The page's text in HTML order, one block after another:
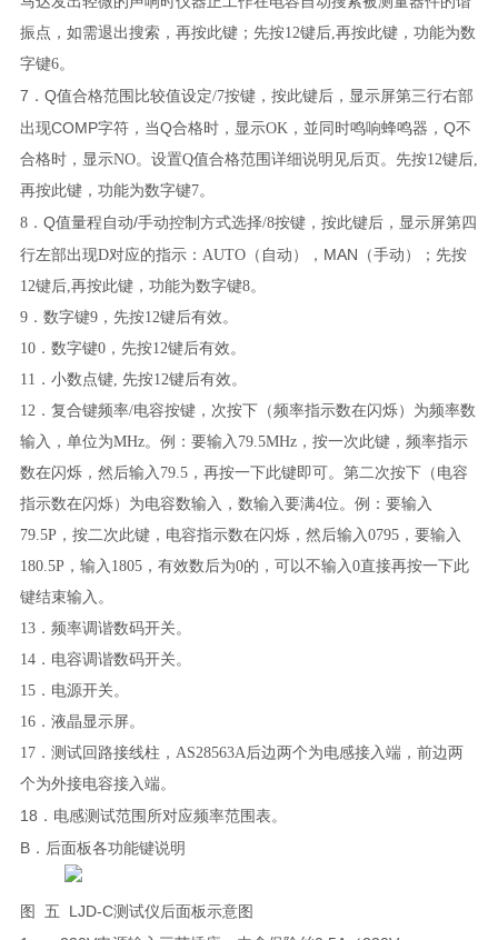
振点，如需退出搜索，再按此键；先按12键后,再按此键，功能为数
字键6。
7 ． Q值合格范围比较值设定/7按键，按此键后，显示屏第三行右部
出现COMP字符，当Q合格时，显示OK，並同时鸣响蜂鸣器， Q不
合格时，显示NO。设置Q值合格范围详细说明见后页。先按12键后,
再按此键，功能为数字键7。
8． Q值量程自动/手动控制方式选择/8按键，按此键后，显示屏第四
行左部出现D对应的指示：AUTO（自动 ）， MAN （手动）；先按
12键后,再按此键，功能为数字键8。
9．数字键9，先按12键后有效。
10． 数字键0，先按12键后有效。
11． 小数点键, 先按12键后有效。
12． 复合键频率/电容按键，次按下（频率指示数在闪烁）为频率数
输入，单位为MHz。例：要输入79.5MHz，按一次此键，频率指示
数在闪烁，然后输入79.5，再按一下此键即可。第二次按下（电容
指示数在闪烁）为电容数输入，数输入要满4位。例：要输入
79.5P，按二次此键，电容指示数在闪烁，然后输入0795，要输入
180.5P，输入1805，有效数后为0的，可以不输入0直接再按一下此
键结束输入。
13．频率调谐数码开关。
14．电容调谐数码开关。
15．电源开关。
16．液晶显示屏。
17．测试回路接线柱，AS28563A后边两个为电感接入端，前边两
个为外接电容接入端。
18 ．电感测试范围所对应频率范围表。
B．后面板各功能键说明
图 五 LJD-C测试仪 后面板示意图